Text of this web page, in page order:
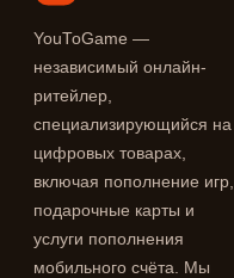
YouToGame —
независимый онлайн-
ритейлер,
специализирующийся на
цифровых товарах,
включая пополнение игр,
подарочные карты и
услуги пополнения
мобильного счёта. Мы